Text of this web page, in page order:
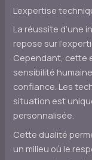
L’expertise
La réussite d’une
repose sur
Cependant, cette
sensibilité
confiance. Les
situation est
personnalisée.
Cette dualité
un milieu où le